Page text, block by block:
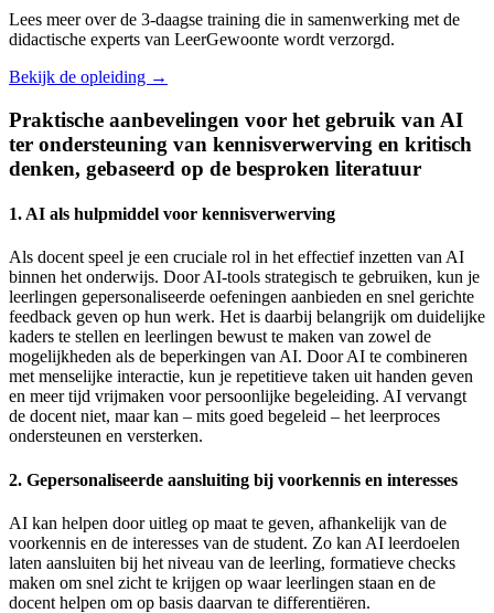
Lees meer over de 3-daagse training die in samenwerking met de
didactische experts van LeerGewoonte wordt verzorgd.
Bekijk de opleiding →
Praktische aanbevelingen voor het gebruik van AI
ter ondersteuning van kennisverwerving en kritisch
denken, gebaseerd op de besproken literatuur
1. AI als hulpmiddel voor kennisverwerving
Als docent speel je een cruciale rol in het effectief inzetten van AI
binnen het onderwijs. Door AI-tools strategisch te gebruiken, kun je
leerlingen gepersonaliseerde oefeningen aanbieden en snel gerichte
feedback geven op hun werk. Het is daarbij belangrijk om duidelijke
kaders te stellen en leerlingen bewust te maken van zowel de
mogelijkheden als de beperkingen van AI. Door AI te combineren
met menselijke interactie, kun je repetitieve taken uit handen geven
en meer tijd vrijmaken voor persoonlijke begeleiding. AI vervangt
de docent niet, maar kan – mits goed begeleid – het leerproces
ondersteunen en versterken.
2. Gepersonaliseerde aansluiting bij voorkennis en interesses
AI kan helpen door uitleg op maat te geven, afhankelijk van de
voorkennis en de interesses van de student. Zo kan AI leerdoelen
laten aansluiten bij het niveau van de leerling, formatieve checks
maken om snel zicht te krijgen op waar leerlingen staan en de
docent helpen om op basis daarvan te differentiëren.